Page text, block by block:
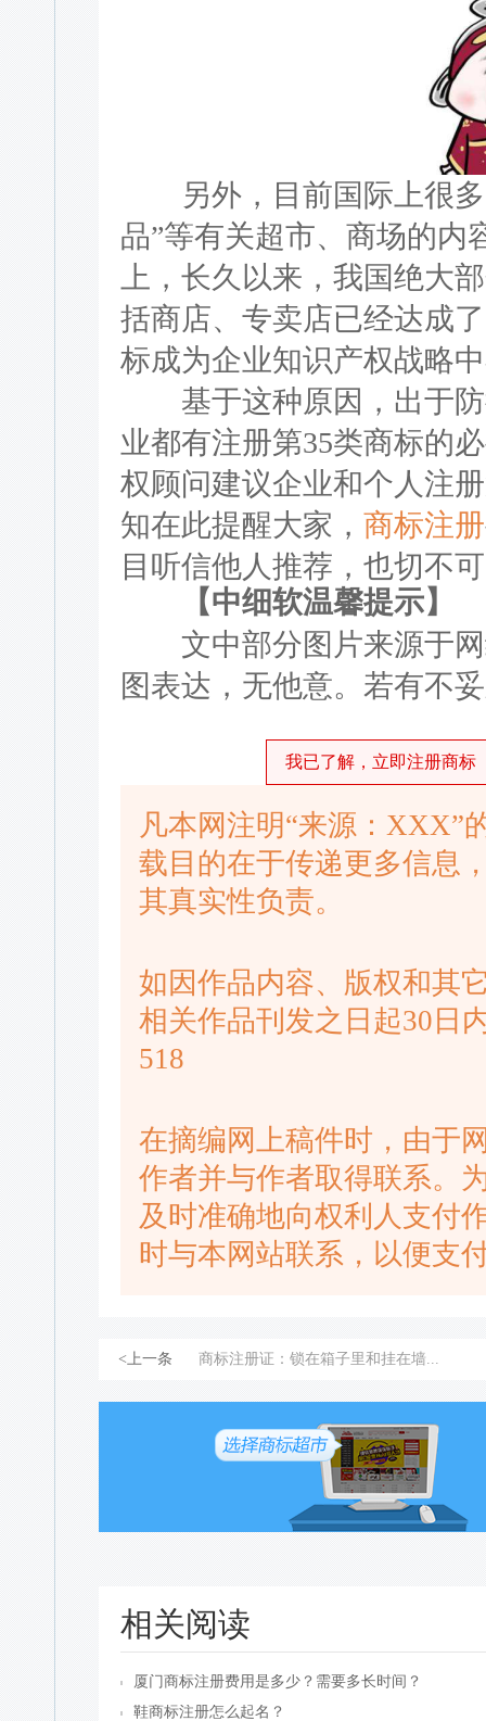
另外，目前国际上很多
品”等有关超市、商场的内
上，长久以来，我国绝大
括商店、专卖店已经达成
标成为企业知识产权战略
基于这种原因，出于防
业都有注册第35类商标的
权顾问建议企业和个人注
知在此提醒大家， 商标注册
目听信他人推荐，也切不
【中细软温馨提示】
文中部分图片来源于网
图表达，无他意。若有不
我已了解，立即注册商标
凡本网注明“来源：XXX”
载目的在于传递更多信息
其真实性负责。
如因作品内容、版权和其
相关作品刊发之日起30日
518
在摘编网上稿件时，由于
作者并与作者取得联系。
及时准确地向权利人支付
时与本网站联系，以便支
<上一条 商标注册证：锁在箱子里和挂在墙...
相关阅读
厦门商标注册费用是多少？​需要多长时间？
鞋商标注册怎么起名？